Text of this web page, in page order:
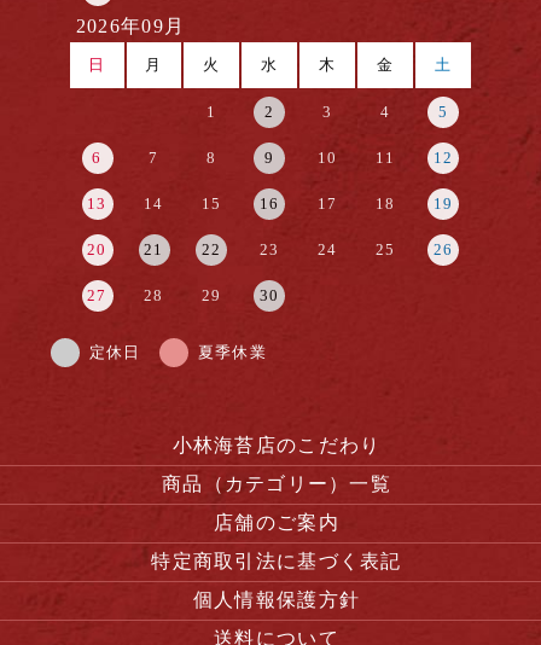
2026年09月
日 月 火 水 木 金 土
1 2 3 4 5
6 7 8 9 10 11 12
13 14 15 16 17 18 19
20 21 22 23 24 25 26
27 28 29 30
定休日 夏季休業
小林海苔店のこだわり
商品（カテゴリー）一覧
店舗のご案内
特定商取引法に基づく表記
個人情報保護方針
送料について